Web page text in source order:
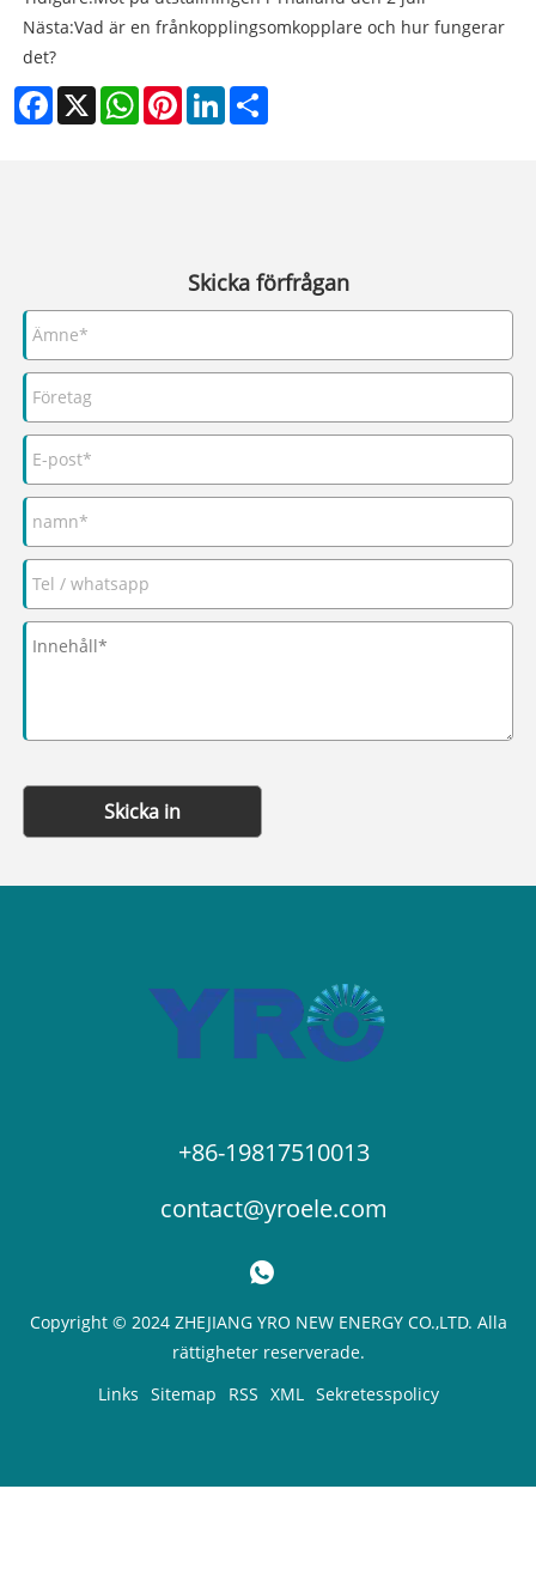
Nästa:Vad är en frånkopplingsomkopplare och hur fungerar
det?
Facebook
X WhatsAppPinterestLinkedIn
Skicka förfrågan
Skicka in
+86-19817510013
contact@yroele.com
Copyright © 2024 ZHEJIANG YRO NEW ENERGY CO.,LTD. Alla
rättigheter reserverade.
Links Sitemap RSS XML Sekretesspolicy